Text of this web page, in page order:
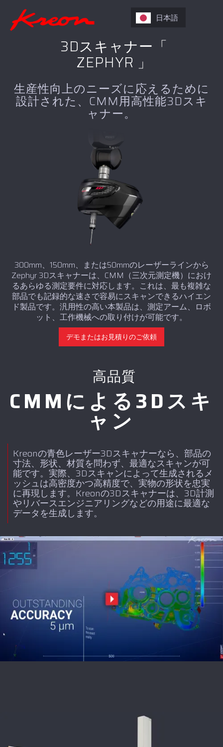
3Dスキャナー「
ZEPHYR 」
生産性向上のニーズに応えるために
設計された、CMM用高性能3Dスキ
ャナー。
300mm、150mm、または50mmのレーザーラインから
Zephyr 3Dスキャナーは、CMM（三次元測定機）におけ
るあらゆる測定要件に対応します。これは、最も複雑な
部品でも記録的な速さで容易にスキャンできるハイエン
ド製品です。汎用性の高い本製品は、測定アーム、ロボ
ット、工作機械への取り付けが可能です。
デモまたはお見積りのご依頼
高品質
CMMによる3Dスキ
ャン
Kreonの青色レーザー3Dスキャナーなら、部品の
寸法、形状、材質を問わず、最適なスキャンが可
能です。実際、3Dスキャンによって生成されるメ
ッシュは高密度かつ高精度で、実物の形状を忠実
に再現します。Kreonの3Dスキャナーは、3D計測
やリバースエンジニアリングなどの用途に最適な
データを生成します。
日本語